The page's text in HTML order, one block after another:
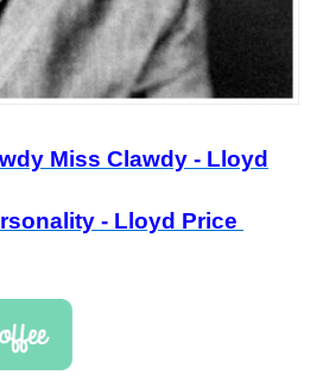
Miss Clawdy - Lloyd
- Lloyd Price